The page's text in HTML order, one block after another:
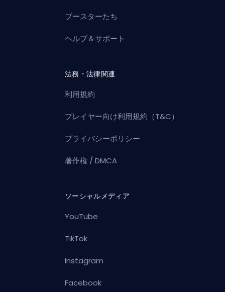
ブースターたち
ヘルプ＆サポート
法務・法律関連
利用規約
プレイヤー向け利用規約（T&C）
プライバシーポリシー
著作権 / DMCA
ソーシャルメディア
YouTube
TikTok
Instagram
Facebook